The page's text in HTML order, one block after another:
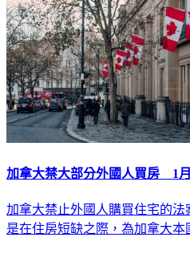
加拿大禁大部分外國人買房 1
加拿大禁止外國人購買住宅的法
是在住房短缺之際，為加拿大本